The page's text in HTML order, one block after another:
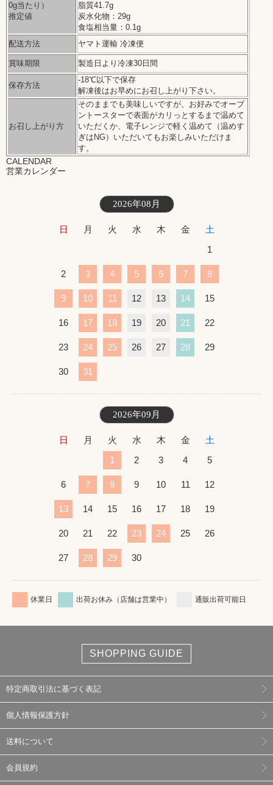
0g当たり）
推定値
脂質41.7g
炭水化物：29g
食塩相当量：0.1g
配送方法
ヤマト運輸 冷凍便
賞味期限 製造日より冷凍30日間
保存方法
-18℃以下で保存
解凍後はお早めにお召し上がり下さい。
お召し上がり方
そのままでも美味しいですが、お好みでオーブ
ントースターで表面がカリっとするまで温めて
いただくか、電子レンジで軽く温めて（温めす
ぎはNG）いただいてもお楽しみいただけま
す。
CALENDAR
営業カレンダー
2026年08月
日 月 火 水 木 金
土
1
2 3 4 5 6 7 8
9 10 11 12 13 14 15
16 17 18 19 20 21 22
23 24 25 26 27 28 29
30 31
2026年09月
日 月 火 水 木 金
土
1
2 3 4 5
6 7 8 9 10 11 12
13 14 15 16 17 18 19
20 21 22 23 24 25 26
27 28 29 30
休業日 出荷お休み（店舗は営業中） 通販出荷可能日
SHOPPING GUIDE
特定商取引法に基づく表記
個人情報保護方針
送料について
会員規約